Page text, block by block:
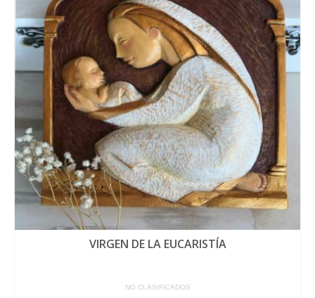
VIRGEN DE LA EUCARISTÍA
NO CLASIFICADOS